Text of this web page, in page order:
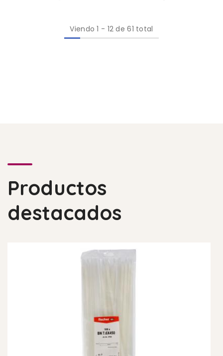
Viendo 1 - 12 de 61 total
Productos
destacados